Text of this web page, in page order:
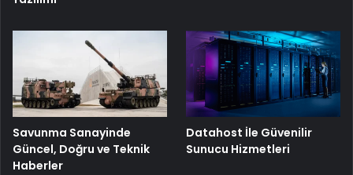
Savunma Sanayinde
Güncel, Doğru ve Teknik
Haberler
Datahost İle Güvenilir
Sunucu Hizmetleri